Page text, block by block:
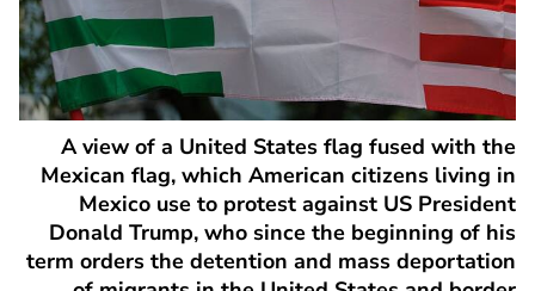
A view of a United States flag fused with the
Mexican flag, which American citizens living in
Mexico use to protest against US President
Donald Trump, who since the beginning of his
term orders the detention and mass deportation